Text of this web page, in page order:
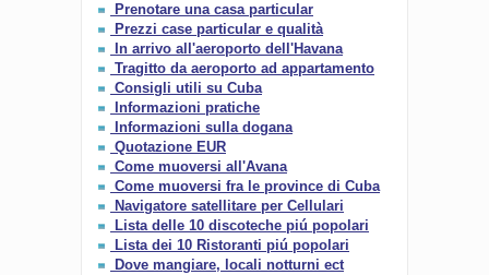
Prenotare una casa particular
Prezzi case particular e qualità
In arrivo all'aeroporto dell'Havana
Tragitto da aeroporto ad appartamento
Consigli utili su Cuba
Informazioni pratiche
Informazioni sulla dogana
Quotazione EUR
Come muoversi all'Avana
Come muoversi fra le province di Cuba
Navigatore satellitare per Cellulari
Lista delle 10 discoteche piú popolari
Lista dei 10 Ristoranti piú popolari
Dove mangiare, locali notturni ect